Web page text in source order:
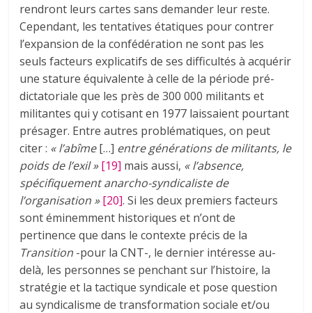
rendront leurs cartes sans demander leur reste.
Cependant, les tentatives étatiques pour contrer
l’expansion de la confédération ne sont pas les
seuls facteurs explicatifs de ses difficultés à acquérir
une stature équivalente à celle de la période pré-
dictatoriale que les près de 300 000 militants et
militantes qui y cotisant en 1977 laissaient pourtant
présager. Entre autres problématiques, on peut
citer : « l’abîme[…] entre générations de militants, le
poids de l’exil » [19] mais aussi, « l’absence,
spécifiquement anarcho-syndicaliste de
l’organisation »[20]. Si les deux premiers facteurs
sont éminemment historiques et n’ont de
pertinence que dans le contexte précis de la
Transition -pour la CNT-, le dernier intéresse au-
delà, les personnes se penchant sur l’histoire, la
stratégie et la tactique syndicale et pose question
au syndicalisme de transformation sociale et/ou